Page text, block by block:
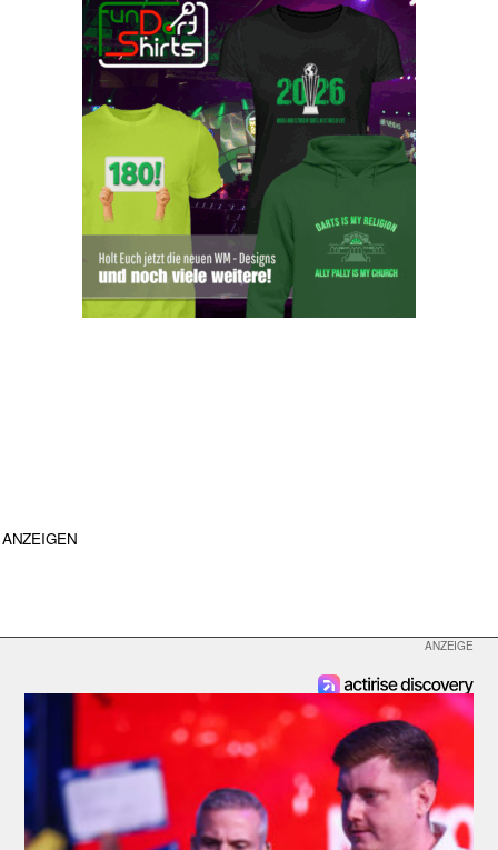
ANZEIGEN